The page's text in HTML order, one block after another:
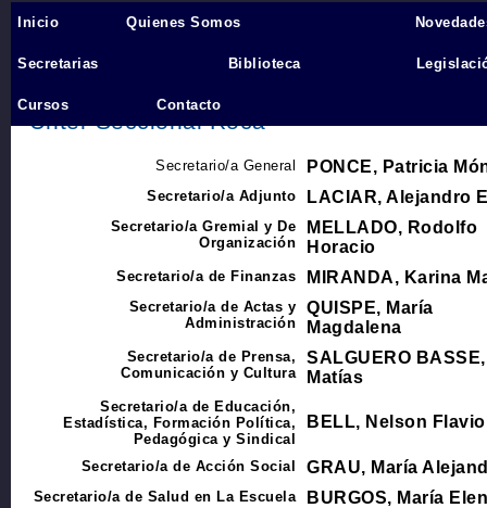
Inicio›
Comisión Directiva
Unter Seccional Roca
Secretario/a General PONCE, Patricia
Secretario/a Adjunto LACIAR, Alejandro
Secretario/a Gremial y De
Organización
MELLADO, Rodolfo
Horacio
Secretario/a de Finanzas MIRANDA, Karina
Secretario/a de Actas y
Administración
QUISPE, María
Magdalena
Secretario/a de Prensa,
Comunicación y Cultura
SALGUERO BASSE,
Matías
Secretario/a de Educación,
Estadística, Formación Política,
Pedagógica y Sindical
BELL, Nelson Flavio
Secretario/a de Acción Social GRAU, María
Secretario/a de Salud en La Escuela BURGOS, María
Inicio Quienes Somos
Secretarias Biblioteca
Cursos Contacto